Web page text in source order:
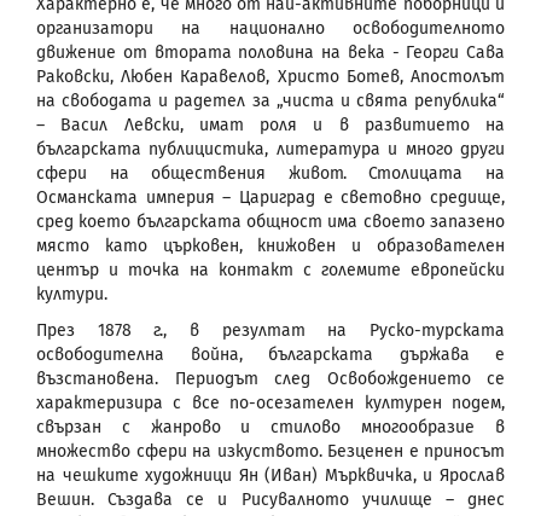
организатори на национално освободителното
движение от втората половина на века - Георги Сава
Раковски, Любен Каравелов, Христо Ботев, Апостолът
на свободата и радетел за „чиста и свята република“
– Васил Левски, имат роля и в развитието на
българската публицистика, литература и много други
сфери на обществения живот. Столицата на
Османската империя – Цариград е световно средище,
сред което българската общност има своето запазено
място като църковен, книжовен и образователен
център и точка на контакт с големите европейски
култури.
През 1878 г., в резултат на Руско-турската
освободителна война, българската държава е
възстановена. Периодът след Освобождението се
характеризира с все по-осезателен културен подем,
свързан с жанрово и стилово многообразие в
множество сфери на изкуството. Безценен е приносът
на чешките художници Ян (Иван) Мърквичка, и Ярослав
Вешин. Създава се и Рисувалното училище – днес